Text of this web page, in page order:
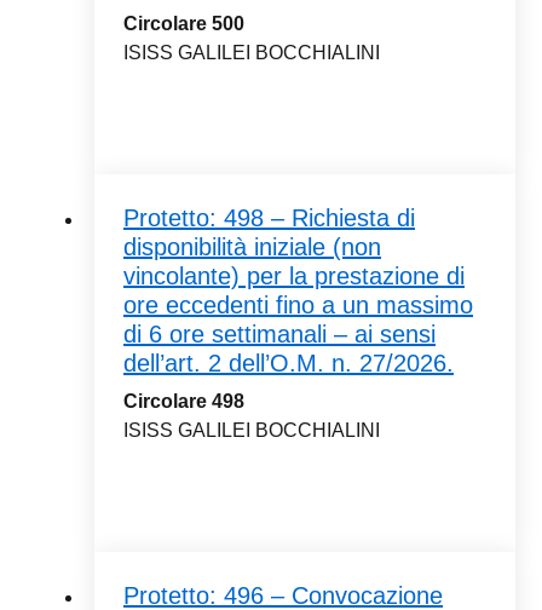
Circolare 500
ISISS GALILEI BOCCHIALINI
Protetto: 498 – Richiesta di
disponibilità iniziale (non
vincolante) per la prestazione di
ore eccedenti fino a un massimo
di 6 ore settimanali – ai sensi
dell’art. 2 dell’O.M. n. 27/2026.
Circolare 498
ISISS GALILEI BOCCHIALINI
Protetto: 496 – Convocazione